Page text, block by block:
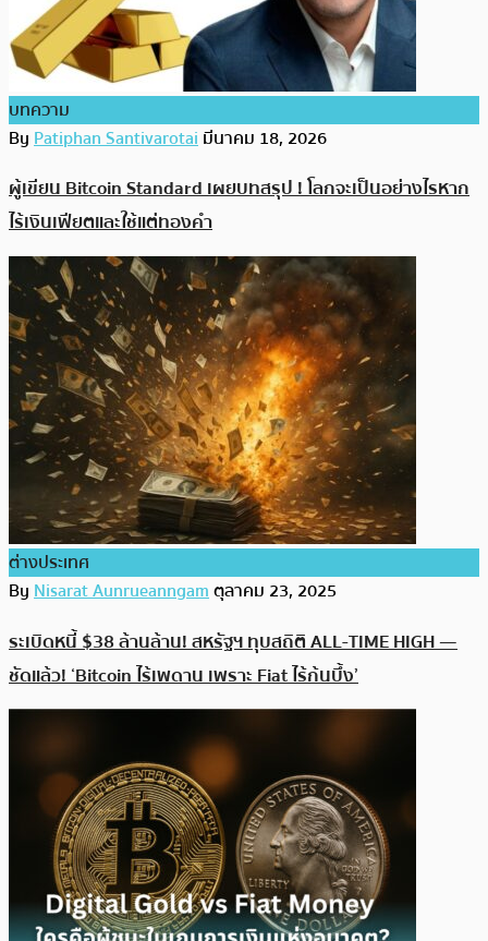
บทความ
ByPatiphan Santivarotaiมีนาคม 18, 2026
ผู้เขียน Bitcoin Standard เผยบทสรุป ! โลกจะเป็นอย่างไรหาก
ไร้เงินเฟียตและใช้แต่ทองคำ
ต่างประเทศ
ByNisarat Aunrueanngamตุลาคม 23, 2025
ระเบิดหนี้ $38 ล้านล้าน! สหรัฐฯ ทุบสถิติ ALL-TIME HIGH —
ชัดแล้ว! ‘Bitcoin ไร้เพดาน เพราะ Fiat ไร้ก้นบึ้ง’